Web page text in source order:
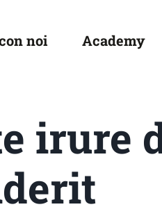
noi Academy
irure